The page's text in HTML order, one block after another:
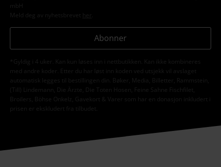
mbH
Meld deg av nyhetsbrevet her
Abonner
*Gyldig i 4 uker. Kan kun løses inn i nettbutikken. Kan ikke kombineres
med andre koder. Etter du har løst inn koden ved utsjekk vil avslaget
automatisk legges til bestillingen din. Bøker, Media, Billetter, Rammstein,
(Till) Lindemann, Die Ärzte, Die Toten Hosen, Feine Sahne Fischfilet,
Broilers, Böhse Onkelz, Gavekort & Varer som har en donasjon inkludert i
prisen er ekskludert fra tilbudet.